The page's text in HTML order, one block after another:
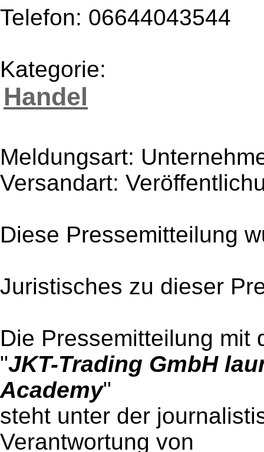
Telefon: 06644043544
Kategorie:
Handel
Meldungsart:
Versandart:
Diese Pressemitteilung
Juristisches zu dieser
Die Pressemitteilung mit
"JKT-Trading GmbH
Academy"
steht unter der
Verantwortung von